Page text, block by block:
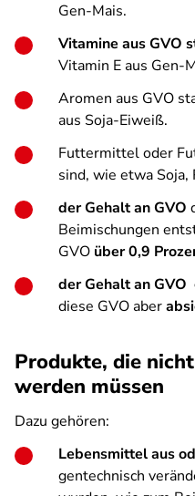
Gen-Mais.
Vitamine aus GVO
Vitamin E aus Gen-
Aromen aus GVO
aus Soja-Eiweiß.
Futtermittel oder
sind, wie etwa
der Gehalt an GVO
Beimischungen
GVO über 0,9
der Gehalt an
diese GVO aber
Produkte, die
werden müssen
Dazu gehören:
Lebensmittel aus
gentechnisch